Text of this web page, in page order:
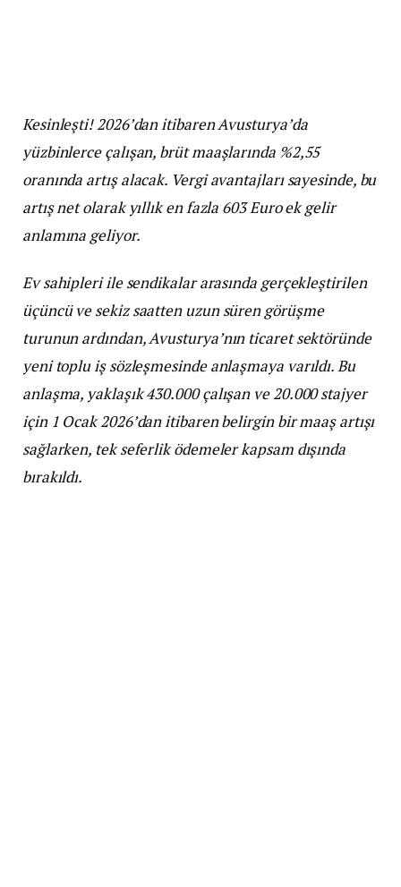
Kesinleşti! 2026’dan itibaren Avusturya’da
yüzbinlerce çalışan, brüt maaşlarında %2,55
oranında artış alacak. Vergi avantajları sayesinde, bu
artış net olarak yıllık en fazla 603 Euro ek gelir
anlamına geliyor.
Ev sahipleri ile sendikalar arasında gerçekleştirilen
üçüncü ve sekiz saatten uzun süren görüşme
turunun ardından, Avusturya’nın ticaret sektöründe
yeni toplu iş sözleşmesinde anlaşmaya varıldı. Bu
anlaşma, yaklaşık 430.000 çalışan ve 20.000 stajyer
için 1 Ocak 2026’dan itibaren belirgin bir maaş artışı
sağlarken, tek seferlik ödemeler kapsam dışında
bırakıldı.